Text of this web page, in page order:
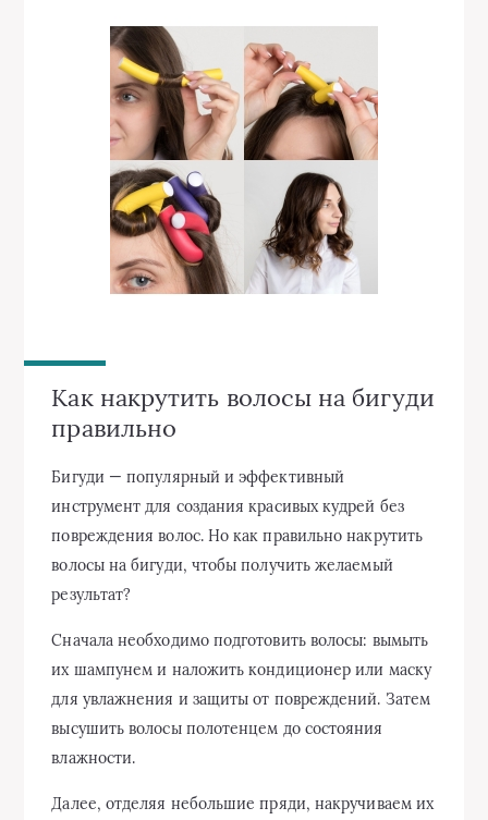
Как накрутить волосы на бигуди
правильно
Бигуди — популярный и эффективный
инструмент для создания красивых кудрей без
повреждения волос. Но как правильно накрутить
волосы на бигуди, чтобы получить желаемый
результат?
Сначала необходимо подготовить волосы: вымыть
их шампунем и наложить кондиционер или маску
для увлажнения и защиты от повреждений. Затем
высушить волосы полотенцем до состояния
влажности.
Далее, отделяя небольшие пряди, накручиваем их